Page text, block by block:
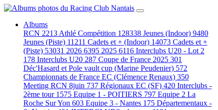
Albums
RCN 2213 Athlé Compétition 128338 Jeunes (Indoor) 9480
Jeunes (Piste) 11211 Cadets et + (Indoor) 14073 Cadets et +
(Piste) 53031 2026 6395 2025 6116 Interclubs U20 - Lot 2
178 Interclubs U20 287 Coupe de France 2025 301
Déc'Hasard et Pole vault cup (Marine Peudenier) 572
Championnats de France EC (Clémence Renaux) 350
Meeting RCN 8juin 737 Régionaux EC (SF) 420 Interclubs -
2ème tour 1575 Equipe 1 - POITIERS 797 Equipe 2 La
Roche Sur Yon 603 Equipe 3 - Nantes 175 Départementaux -